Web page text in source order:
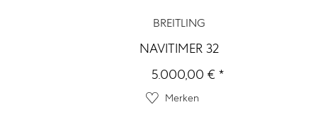
BREITLING
NAVITIMER 32
5.000,00 € *
Merken